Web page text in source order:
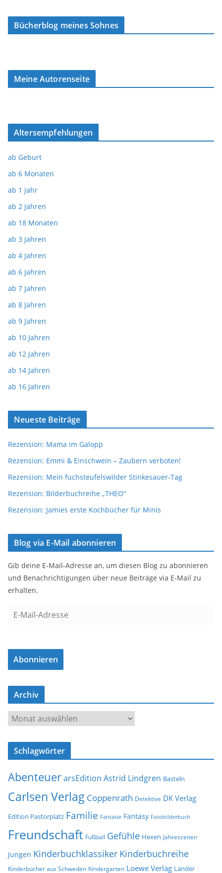
Bücherblog meines Sohnes
Meine Autorenseite
Altersempfehlungen
ab Geburt
ab 6 Monaten
ab 1 Jahr
ab 2 Jahren
ab 18 Monaten
ab 3 Jahren
ab 4 Jahren
ab 6 Jahren
ab 7 Jahren
ab 8 Jahren
ab 9 Jahren
ab 10 Jahren
ab 12 Jahren
ab 14 Jahren
ab 16 Jahren
Neueste Beiträge
Rezension: Mama im Galopp
Rezension: Emmi & Einschwein – Zaubern verboten!
Rezension: Mein fuchsteufelswilder Stinkesauer-Tag
Rezension: Bilderbuchreihe „THEO“
Rezension: Jamies erste Kochbücher für Minis
Blog via E-Mail abonnieren
Gib deine E-Mail-Adresse an, um diesen Blog zu abonnieren
und Benachrichtigungen über neue Beiträge via E-Mail zu
erhalten.
a
l
-
d
s
e
Abonnieren
Archiv
r
c
v
Schlagwörter
AbenteuerarsEdition Astrid Lindgren Basteln
Carlsen Verlag Coppenrath Detektive DK Verlag
Edition Pastorplatz Familie Fantasie Fantasy Fotobilderbuch
Freundschaft Fußball Gefühle Hexen Jahreszeiten
Jungen Kinderbuchklassiker Kinderbuchreihe
Kinderbücher aus Schweden Kindergarten Loewe Verlag Länder